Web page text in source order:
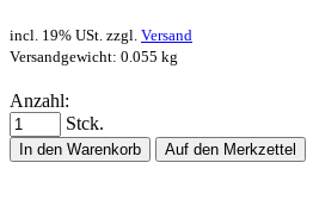
incl. 19% USt. zzgl. Versand
Versandgewicht: 0.055 kg
Anzahl:
Stck.
In den Warenkorb Auf den Merkzettel